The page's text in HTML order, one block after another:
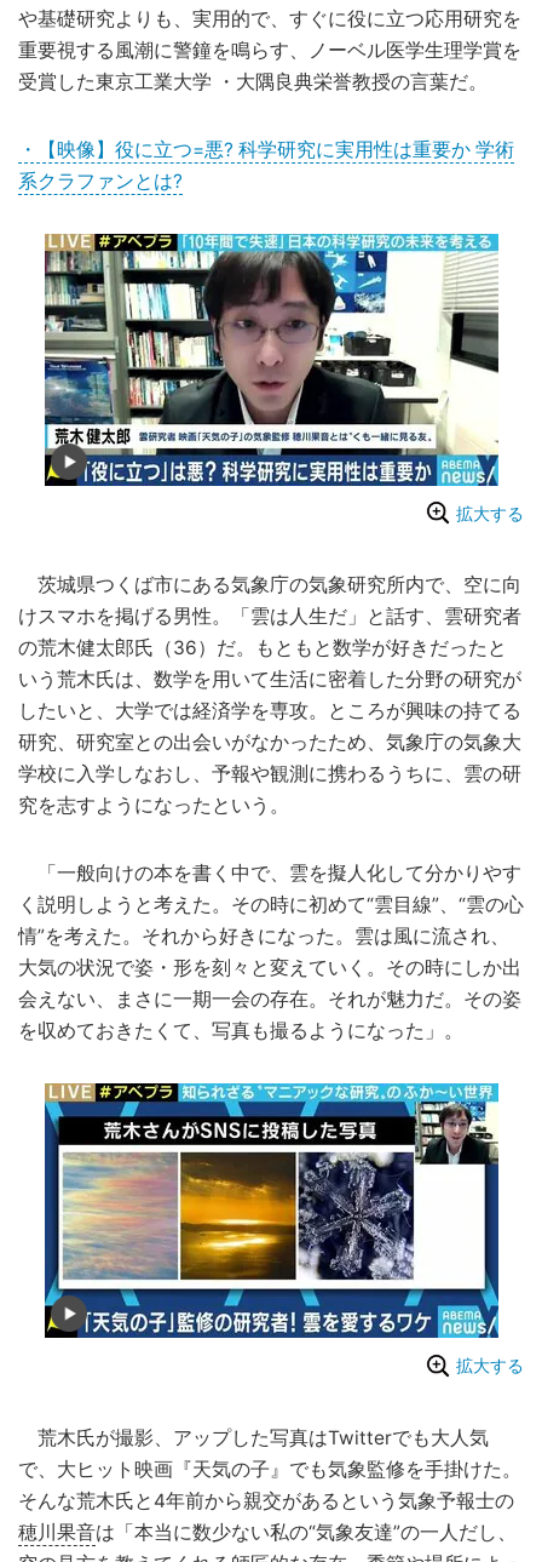
や基礎研究よりも、実用的で、すぐに役に立つ応用研究を
重要視する風潮に警鐘を鳴らす、ノーベル医学生理学賞を
受賞した東京工業大学 ・大隅良典栄誉教授の言葉だ。
・【映像】役に立つ=悪? 科学研究に実用性は重要か 学術
系クラファンとは?
拡大する
茨城県つくば市にある気象庁の気象研究所内で、空に向
けスマホを掲げる男性。「雲は人生だ」と話す、雲研究者
の荒木健太郎氏（36）だ。もともと数学が好きだったと
いう荒木氏は、数学を用いて生活に密着した分野の研究が
したいと、大学では経済学を専攻。ところが興味の持てる
研究、研究室との出会いがなかったため、気象庁の気象大
学校に入学しなおし、予報や観測に携わるうちに、雲の研
究を志すようになったという。
「一般向けの本を書く中で、雲を擬人化して分かりやす
く説明しようと考えた。その時に初めて“雲目線”、“雲の心
情”を考えた。それから好きになった。雲は風に流され、
大気の状況で姿・形を刻々と変えていく。その時にしか出
会えない、まさに一期一会の存在。それが魅力だ。その姿
を収めておきたくて、写真も撮るようになった」。
拡大する
荒木氏が撮影、アップした写真はTwitterでも大人気
で、大ヒット映画『天気の子』でも気象監修を手掛けた。
そんな荒木氏と4年前から親交があるという気象予報士の
穂川果音は「本当に数少ない私の“気象友達”の一人だし、